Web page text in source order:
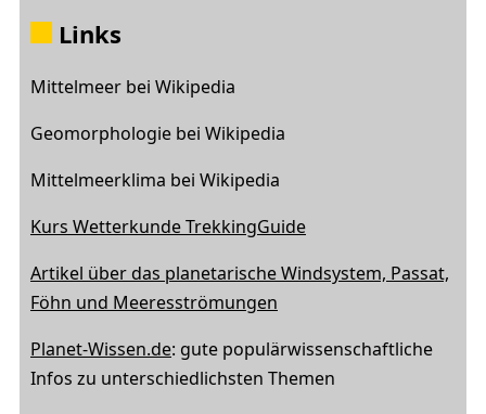
Links
Mittelmeer bei Wikipedia
Geomorphologie bei Wikipedia
Mittelmeerklima bei Wikipedia
Kurs Wetterkunde TrekkingGuide
Artikel über das planetarische Windsystem, Passat,
Föhn und Meeresströmungen
Planet-Wissen.de: gute populärwissenschaftliche
Infos zu unterschiedlichsten Themen